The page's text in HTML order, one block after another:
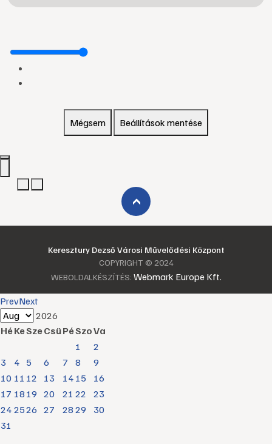
Mégsem Beállítások mentése
›
Keresztury Dezső Városi Művelődési Központ
COPYRIGHT © 2024
WEBOLDALKÉSZÍTÉS: Webmark Europe Kft.
PrevNext
2026
HéKeSzeCsüPéSzoVa
1
2
3
4 5 6 7 8
9
10 11 12 13 14 15
16
17 18 19 20 21 22
23
24 2526 27 28 29
30
31